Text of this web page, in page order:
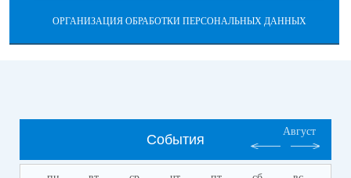
ОРГАНИЗАЦИЯ ОБРАБОТКИ ПЕРСОНАЛЬНЫХ ДАННЫХ
События
Август